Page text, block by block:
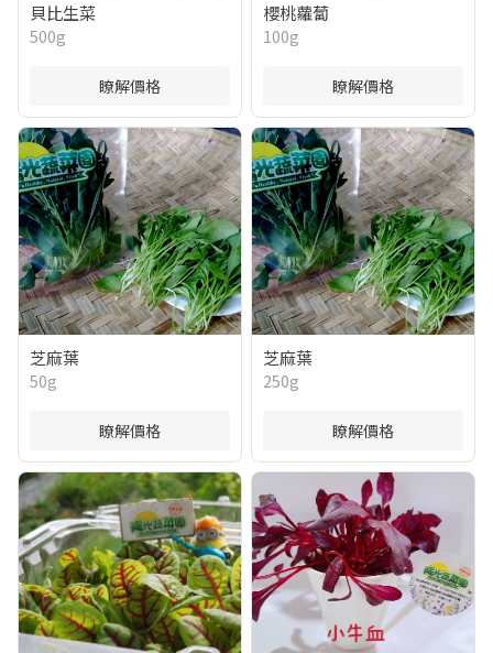
貝比生菜
500g
瞭解價格
櫻桃蘿蔔
100g
瞭解價格
芝麻葉
50g
瞭解價格
芝麻葉
250g
瞭解價格